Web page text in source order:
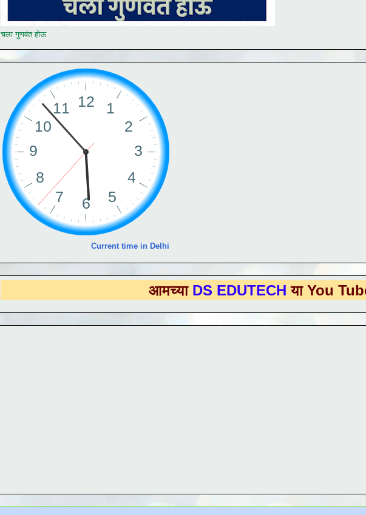
चला गुणवंत होऊ
Current time in Delhi
DS EDUTECH या You Tube